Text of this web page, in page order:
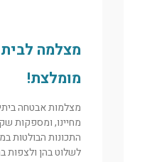
מצלמה
מומלצת!
מצלמות אבטחה
מחיינו, ומספקות
התכונות הבולטות
לשלוט בהן ולצפות